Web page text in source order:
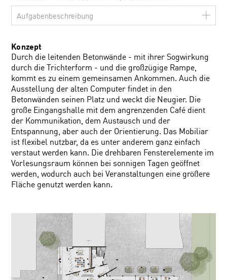
Aufgabenbeschreibung
Konzept
Durch die leitenden Betonwände - mit ihrer Sogwirkung
durch die Trichterform - und die großzügige Rampe,
kommt es zu einem gemeinsamen Ankommen. Auch die
Ausstellung der alten Computer findet in den
Betonwänden seinen Platz und weckt die Neugier. Die
große Eingangshalle mit dem angrenzenden Café dient
der Kommunikation, dem Austausch und der
Entspannung, aber auch der Orientierung. Das Mobiliar
ist flexibel nutzbar, da es unter anderem ganz einfach
verstaut werden kann. Die drehbaren Fensterelemente im
Vorlesungsraum können bei sonnigen Tagen geöffnet
werden, wodurch auch bei Veranstaltungen eine größere
Fläche genutzt werden kann.